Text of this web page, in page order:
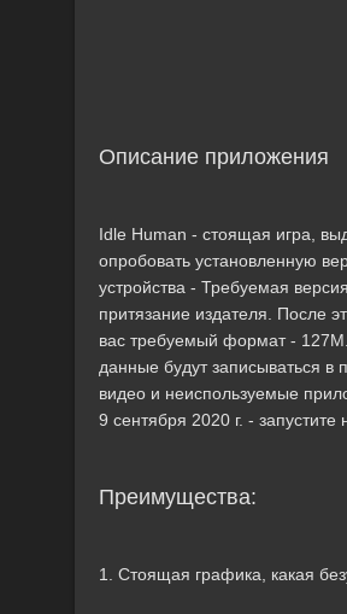
Описание приложения
Idle Human - стоящая игра,
опробовать установленную
устройства - Требуемая
притязание издателя. После
вас требуемый формат -
данные будут записываться
видео и неиспользуемые
9 сентября 2020 г. -
Преимущества:
1. Стоящая графика, какая